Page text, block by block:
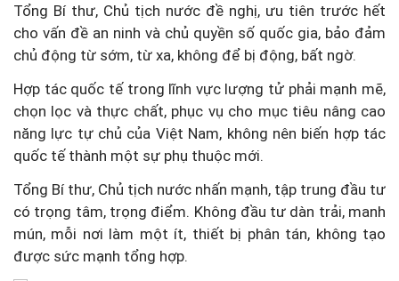
Tổng Bí thư, Chủ tịch nước đề nghị, ưu tiên trước hết
cho vấn đề an ninh và chủ quyền số quốc gia, bảo đảm
chủ động từ sớm, từ xa, không để bị động, bất ngờ.
Hợp tác quốc tế trong lĩnh vực lượng tử phải mạnh mẽ,
chọn lọc và thực chất, phục vụ cho mục tiêu nâng cao
năng lực tự chủ của Việt Nam, không nên biến hợp tác
quốc tế thành một sự phụ thuộc mới.
Tổng Bí thư, Chủ tịch nước nhấn mạnh, tập trung đầu tư
có trọng tâm, trọng điểm. Không đầu tư dàn trải, manh
mún, mỗi nơi làm một ít, thiết bị phân tán, không tạo
được sức mạnh tổng hợp.